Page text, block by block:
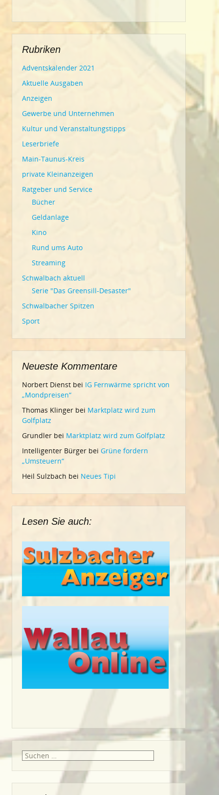
Rubriken
Adventskalender 2021
Aktuelle Ausgaben
Anzeigen
Gewerbe und Unternehmen
Kultur und Veranstaltungstipps
Leserbriefe
Main-Taunus-Kreis
private Kleinanzeigen
Ratgeber und Service
Bücher
Geldanlage
Kino
Rund ums Auto
Streaming
Schwalbach aktuell
Serie "Das Greensill-Desaster"
Schwalbacher Spitzen
Sport
Neueste Kommentare
Norbert Dienst bei IG Fernwärme spricht von
„Mondpreisen“
Thomas Klinger bei Marktplatz wird zum
Golfplatz
Grundler bei Marktplatz wird zum Golfplatz
Intelligenter Bürger bei Grüne fordern
„Umsteuern“
Heil Sulzbach bei Neues Tipi
Lesen Sie auch:
Suche